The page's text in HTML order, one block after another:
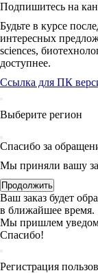
Подпишитесь на
Будьте в курсе
интересных
sciences,
доступнее.
Ссылка для ПК
Выберите регион
Спасибо за
Мы приняли вашу
Продолжить
Ваш заказ будет
в ближайшее время.
Мы пришлем
Спасибо!
Регистрация